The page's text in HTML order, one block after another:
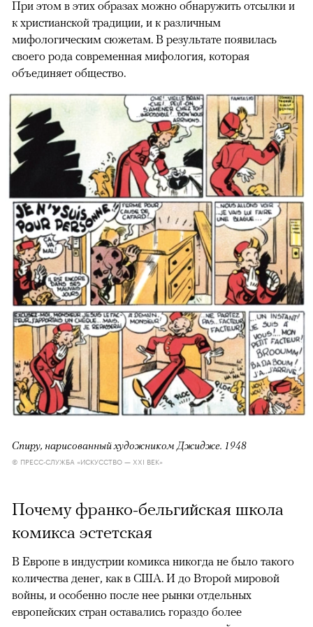
При этом в этих образах можно обнаружить отсылки и
к христианской традиции, и к различным
мифологическим сюжетам. В результате появилась
своего рода современная мифология, которая
объединяет общество.
Спиру, нарисованный художником Джидже. 1948
© ПРЕСС-СЛУЖБА «ИСКУССТВО — XXI ВЕК»
Почему франко-бельгийская школа
комикса эстетская
В Европе в индустрии комикса никогда не было такого
количества денег, как в США. И до Второй мировой
войны, и особенно после нее рынки отдельных
европейских стран оставались гораздо более